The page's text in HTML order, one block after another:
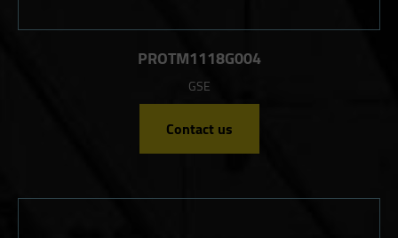
PROTM1118G004
GSE
Contact us